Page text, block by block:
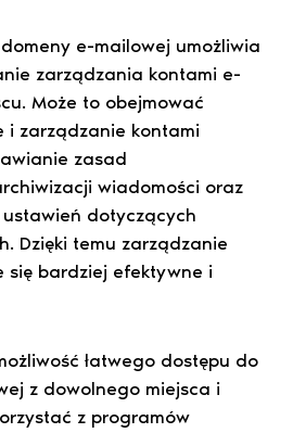
e-mailowej umożliwia
zarządzania kontami e-
Może to obejmować
i zarządzanie kontami
zasad
wiadomości oraz
dotyczących
Dzięki temu zarządzanie
się bardziej efektywne i
łatwego dostępu do
z dowolnego miejsca i
z programów